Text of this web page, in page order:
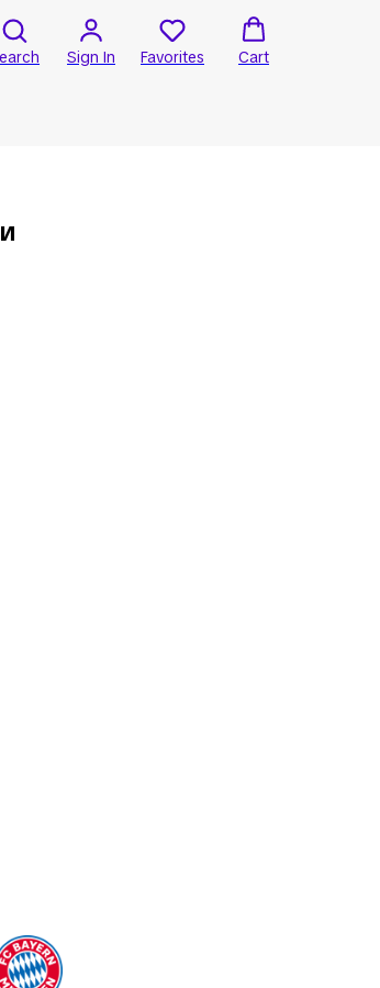
Sign In Favorites Cart